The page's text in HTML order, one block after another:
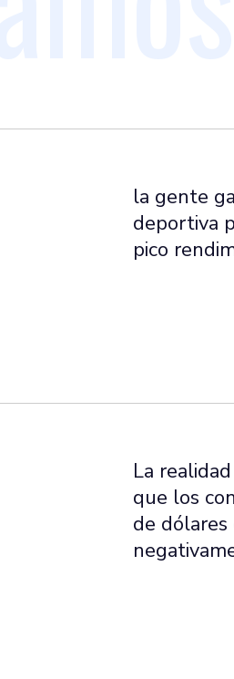
la gente
deportiva
pico
La
que los
de